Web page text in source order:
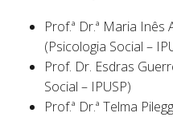
Prof.ª Dr.ª Maria
(Psicologia Social –
Prof. Dr. Esdras
Social – IPUSP)
Prof.ª Dr.ª Telma